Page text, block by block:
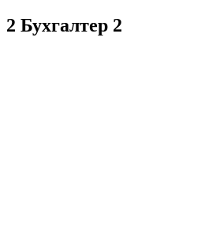
2 Бухгалтер 2